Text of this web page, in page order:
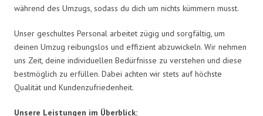
während des Umzugs, sodass du dich um nichts kümmern musst.
Unser geschultes Personal arbeitet zügig und sorgfältig, um
deinen Umzug reibungslos und effizient abzuwickeln. Wir nehmen
uns Zeit, deine individuellen Bedürfnisse zu verstehen und diese
bestmöglich zu erfüllen. Dabei achten wir stets auf höchste
Qualität und Kundenzufriedenheit.
Unsere Leistungen im Überblick: